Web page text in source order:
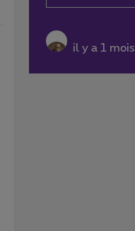
il y a 1 mois